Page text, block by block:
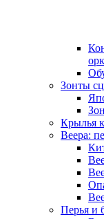
Зонты
Крылья
Веера:
Перья и